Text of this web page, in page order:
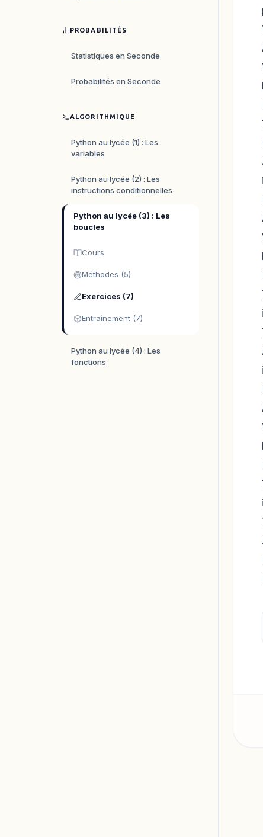
PROBABILITÉS
Statistiques en Seconde
Probabilités en Seconde
ALGORITHMIQUE
Python au lycée (1) : Les
variables
Python au lycée (2) : Les
instructions conditionnelles
Python au lycée (3) : Les
boucles
Cours
Méthodes (5)
Exercices (7)
Entraînement (7)
Python au lycée (4) : Les
fonctions